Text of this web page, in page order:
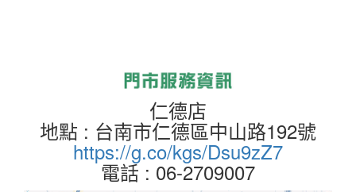
仁德店
地點 : 台南市仁德區中山路192號
https://g.co/kgs/Dsu9zZ7
電話 : 06-2709007